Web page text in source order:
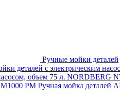
Ручные мойки деталей
деталей с электрическим
объем 75 л. NORDBERG
РМ Ручная мойка деталей